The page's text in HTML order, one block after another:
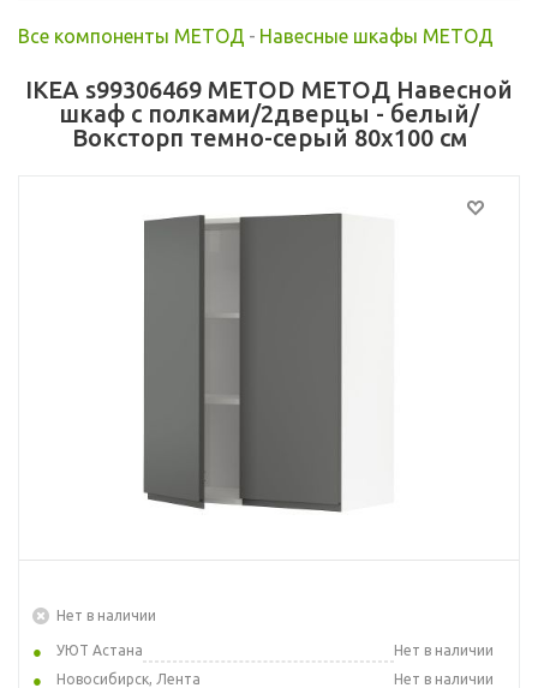
Все компоненты МЕТОД - Навесные шкафы МЕТОД
IKEA s99306469 METOD МЕТОД Навесной
шкаф с полками/2дверцы - белый/
Воксторп темно-серый 80x100 см
Нет в наличии
УЮТ Астана
Нет в наличии
Новосибирск, Лента
Нет в наличии